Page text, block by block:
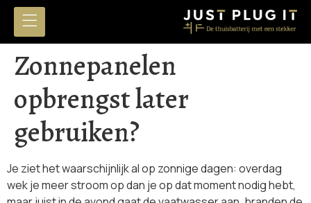
Zonnepanelen
opbrengst later
gebruiken?
Je ziet het waarschijnlijk al op zonnige dagen: overdag
wek je meer stroom op dan je op dat moment nodig hebt,